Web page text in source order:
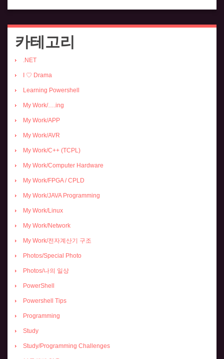
카테고리
.NET
I ♡ Drama
Learning Powershell
My Work/….ing
My Work/APP
My Work/AVR
My Work/C++ (TCPL)
My Work/Computer Hardware
My Work/FPGA / CPLD
My Work/JAVA Programming
My Work/Linux
My Work/Network
My Work/전자계산기 구조
Photos/Special Photo
Photos/나의 일상
PowerShell
Powershell Tips
Programming
Study
Study/Programming Challenges